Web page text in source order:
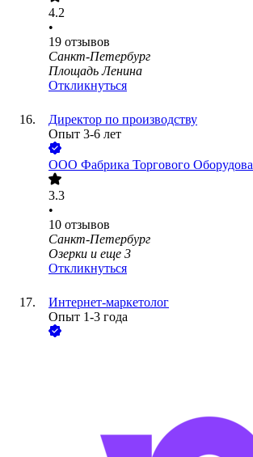
4.2
•
19 отзывов
Санкт-Петербург
Площадь Ленина
Откликнуться
Директор по производству
Опыт 3-6 лет
ООО Фабрика Торгового
3.3
•
10 отзывов
Санкт-Петербург
Озерки и еще 3
Откликнуться
Интернет-маркетолог
Опыт 1-3 года